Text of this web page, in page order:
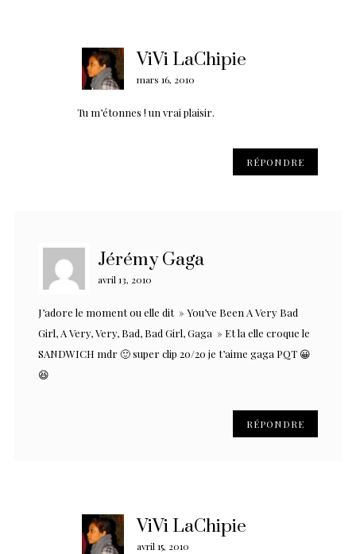
ViVi LaChipie
mars 16, 2010
Tu m’étonnes ! un vrai plaisir.
RÉPONDRE
Jérémy Gaga
avril 13, 2010
J’adore le moment ou elle dit » You’ve Been A Very Bad
Girl, A Very, Very, Bad, Bad Girl, Gaga » Et la elle croque le
SANDWICH mdr 🙂 super clip 20/20 je t’aime gaga PQT 😀
😆
RÉPONDRE
ViVi LaChipie
avril 15, 2010